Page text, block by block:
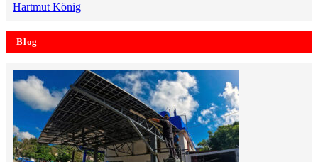
Hartmut König
Blog